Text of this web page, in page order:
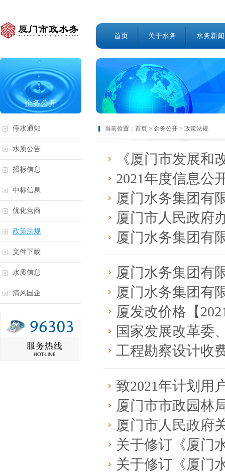
首页 关于水务 水务新闻
企务公开
停水通知
水质公告
招标信息
中标信息
优化营商
政策法规
文件下载
水质信息
清风国企
当前位置： 首页 > 企务公开 > 政策法规
《厦门市发展和改革委员
2021年度信息公
厦门水务集团有限公司关于
厦门市人民政府办公厅关于公布积
厦门水务集团有限公司印发《关于
厦门水务集团有限公司印发《关于
厦门水务集团有限公司关于印发《
厦发改价格【2021】70号市发改委
国家发展改革委、建设部关于印发
工程勘察设计收
致2021年计划用
厦门市市政园林局关于印发《厦门
厦门市人民政府关于应对新冠肺炎
关于修订《厦门水务集团有限
关于修订《厦门水务 集团有限公